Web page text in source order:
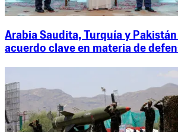
Arabia Saudita, Turquía y
acuerdo clave en materia de